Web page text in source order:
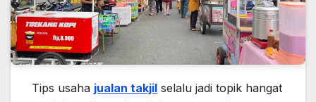
Tips usaha jualan takjil selalu jadi topik hangat